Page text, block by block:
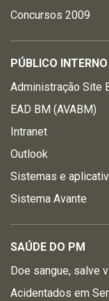
Concursos 2009
PÚBLICO INTERNO
Administração Site
EAD BM (AVABM)
Intranet
Outlook
Sistemas e
Sistema Avante
SAÚDE DO PM
Doe sangue, salve
Acidentados em